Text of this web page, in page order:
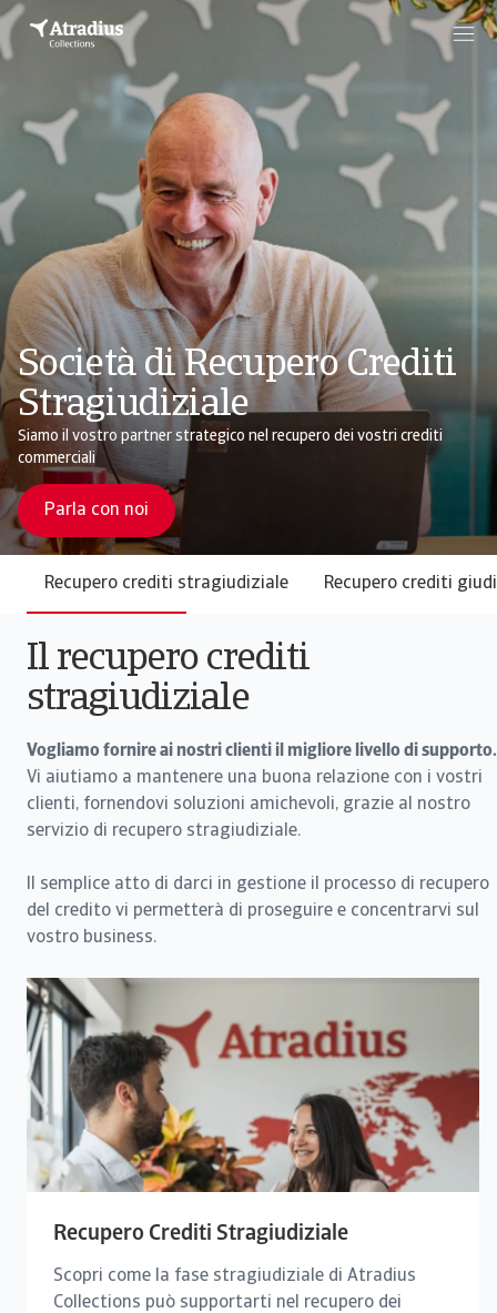
Società di Recupero Crediti
Stragiudiziale
Siamo il vostro partner strategico nel recupero dei vostri crediti
commerciali
Parla con noi
Recupero crediti stragiudiziale Recupero crediti
Il recupero crediti
stragiudiziale
Vogliamo fornire ai nostri clienti il migliore livello di supporto.
Vi aiutiamo a mantenere una buona relazione con i vostri
clienti, fornendovi soluzioni amichevoli, grazie al nostro
servizio di recupero stragiudiziale.
Il semplice atto di darci in gestione il processo di recupero
del credito vi permetterà di proseguire e concentrarvi sul
vostro business.
Recupero Crediti Stragiudiziale
Scopri come la fase stragiudiziale di Atradius
Collections può supportarti nel recupero dei